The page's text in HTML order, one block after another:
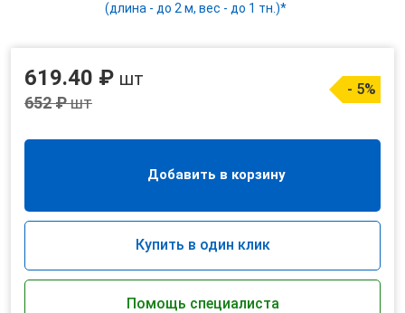
(длина - до 2 м, вес - до 1 тн.)*
619.40 ₽ шт
652 ₽шт
- 5%
Добавить в корзину
Купить в один клик
Помощь специалиста